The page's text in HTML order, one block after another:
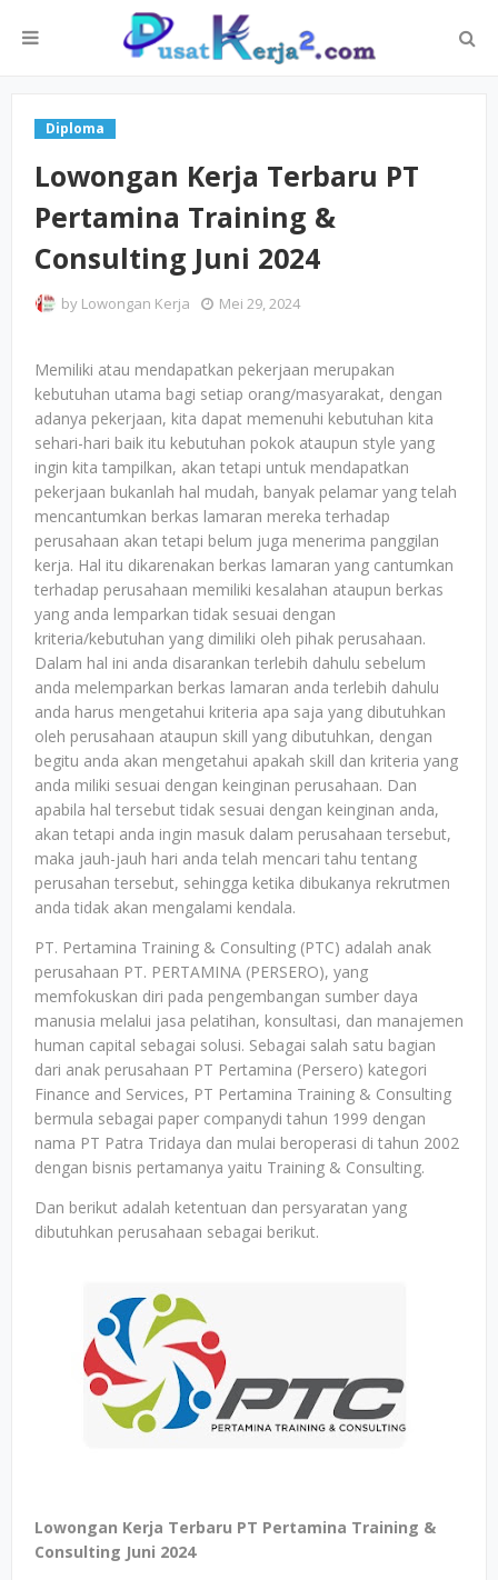
Diploma
Lowongan Kerja Terbaru PT
Pertamina Training &
Consulting Juni 2024
by Lowongan Kerja Mei 29, 2024
Memiliki atau mendapatkan pekerjaan merupakan
kebutuhan utama bagi setiap orang/masyarakat, dengan
adanya pekerjaan, kita dapat memenuhi kebutuhan kita
sehari-hari baik itu kebutuhan pokok ataupun style yang
ingin kita tampilkan, akan tetapi untuk mendapatkan
pekerjaan bukanlah hal mudah, banyak pelamar yang telah
mencantumkan berkas lamaran mereka terhadap
perusahaan akan tetapi belum juga menerima panggilan
kerja. Hal itu dikarenakan berkas lamaran yang cantumkan
terhadap perusahaan memiliki kesalahan ataupun berkas
yang anda lemparkan tidak sesuai dengan
kriteria/kebutuhan yang dimiliki oleh pihak perusahaan.
Dalam hal ini anda disarankan terlebih dahulu sebelum
anda melemparkan berkas lamaran anda terlebih dahulu
anda harus mengetahui kriteria apa saja yang dibutuhkan
oleh perusahaan ataupun skill yang dibutuhkan, dengan
begitu anda akan mengetahui apakah skill dan kriteria yang
anda miliki sesuai dengan keinginan perusahaan. Dan
apabila hal tersebut tidak sesuai dengan keinginan anda,
akan tetapi anda ingin masuk dalam perusahaan tersebut,
maka jauh-jauh hari anda telah mencari tahu tentang
perusahan tersebut, sehingga ketika dibukanya rekrutmen
anda tidak akan mengalami kendala.
PT. Pertamina Training & Consulting (PTC) adalah anak
perusahaan PT. PERTAMINA (PERSERO), yang
memfokuskan diri pada pengembangan sumber daya
manusia melalui jasa pelatihan, konsultasi, dan manajemen
human capital sebagai solusi. Sebagai salah satu bagian
dari anak perusahaan PT Pertamina (Persero) kategori
Finance and Services, PT Pertamina Training & Consulting
bermula sebagai paper companydi tahun 1999 dengan
nama PT Patra Tridaya dan mulai beroperasi di tahun 2002
dengan bisnis pertamanya yaitu Training & Consulting.
Dan berikut adalah ketentuan dan persyaratan yang
dibutuhkan perusahaan sebagai berikut.
Lowongan Kerja Terbaru PT Pertamina Training &
Consulting Juni 2024